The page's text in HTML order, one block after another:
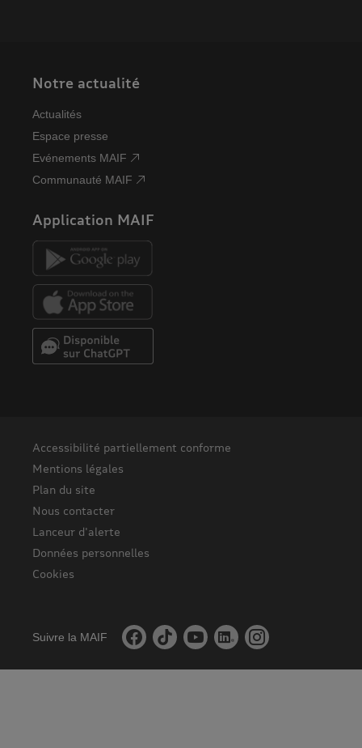
Notre actualité
Actualités
Espace presse
Evénements MAIF
Communauté MAIF
Application MAIF
Accessibilité partiellement conforme
Mentions légales
Plan du site
Nous contacter
Lanceur d'alerte
Données personnelles
Cookies
Suivre la MAIF